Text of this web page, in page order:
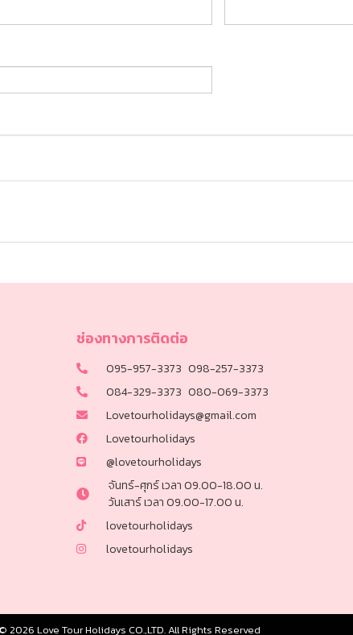
ช่องทางการติดต่อ
095-957-3373 098-257-3373
084-329-3373 080-069-3373
Lovetourholidays@gmail.com
Lovetourholidays
@lovetourholidays
จันทร์-ศุกร์ เวลา 09.00-18.00 น.
วันเสาร์ เวลา 09.00-17.00 น.
lovetourholidays
lovetourholidays
2026 Love Tour Holidays CO.,LTD. All Rights Reserved